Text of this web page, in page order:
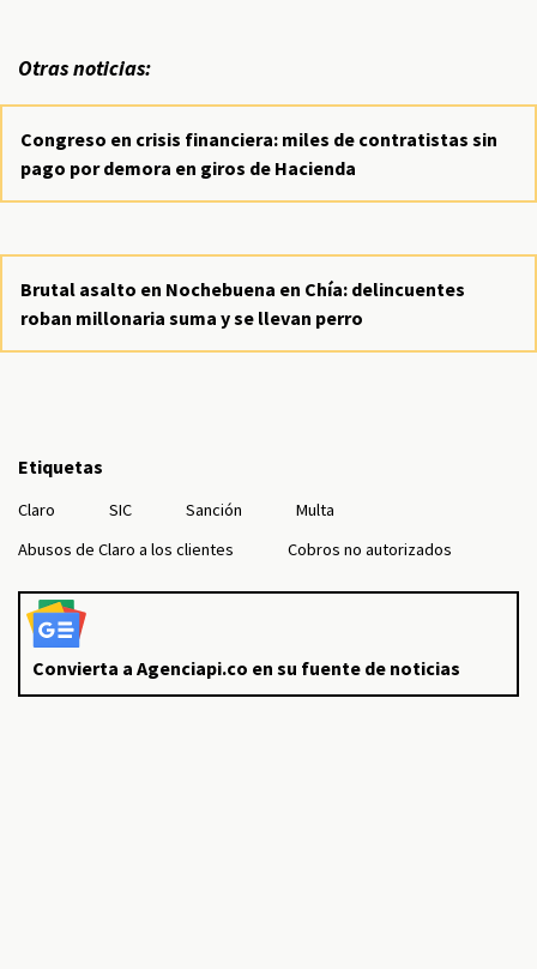
Otras noticias:
Congreso en crisis financiera: miles de contratistas sin
pago por demora en giros de Hacienda
Brutal asalto en Nochebuena en Chía: delincuentes
roban millonaria suma y se llevan perro
Etiquetas
Claro SIC Sanción
Multa
Abusos de Claro a los clientes
Cobros no autorizados
Convierta a Agenciapi.co en su fuente de noticias